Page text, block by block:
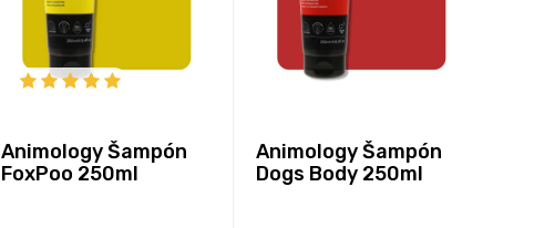
Animology Šampón
FoxPoo 250ml
Animology Šampón
Dogs Body 250ml